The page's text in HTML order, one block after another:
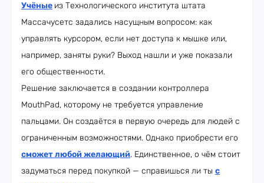
Учёные из Технологического института штата
Массачусетс задались насущным вопросом: как
управлять курсором, если нет доступа к мышке или,
например, заняты руки? Выход нашли и уже показали
его общественности.
Решение заключается в создании контроллера
MouthPad, которому не требуется управление
пальцами. Он создаётся в первую очередь для людей с
ограниченным возможностями. Однако приобрести его
сможет любой желающий. Единственное, о чём стоит
задуматься перед покупкой — справишься ли ты с